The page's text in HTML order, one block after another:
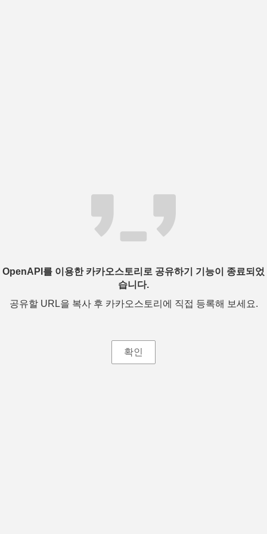
OpenAPI를 이용한 카카오스토리로 공유하기 기능이 종료되었
습니다.
공유할 URL을 복사 후 카카오스토리에 직접 등록해 보세요.
확인